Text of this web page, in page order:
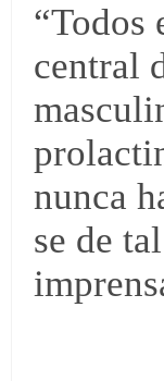
“Todos
central
nunca
se de